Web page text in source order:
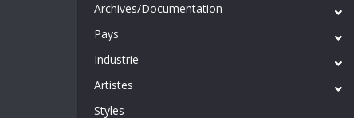
Archives/Documentation
Pays
Industrie
Artistes
Styles